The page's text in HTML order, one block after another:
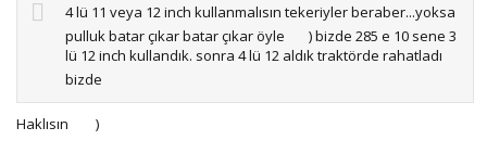
4 lü 11 veya 12 inch kullanmalısın tekeriyler beraber...yoksa
pulluk batar çıkar batar çıkar öyle
) bizde 285 e 10 sene 3
lü 12 inch kullandık. sonra 4 lü 12 aldık traktörde rahatladı
bizde
Haklısın )